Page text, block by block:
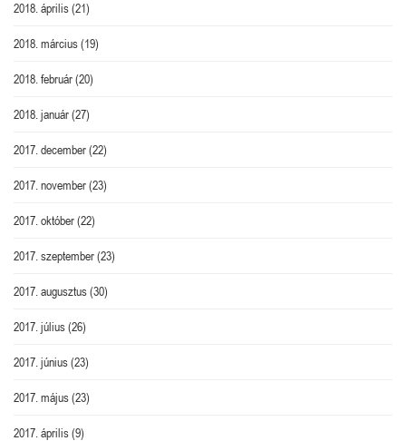
2018. április(21)
2018. március(19)
2018. február(20)
2018. január(27)
2017. december(22)
2017. november(23)
2017. október(22)
2017. szeptember(23)
2017. augusztus(30)
2017. július(26)
2017. június(23)
2017. május(23)
2017. április(9)